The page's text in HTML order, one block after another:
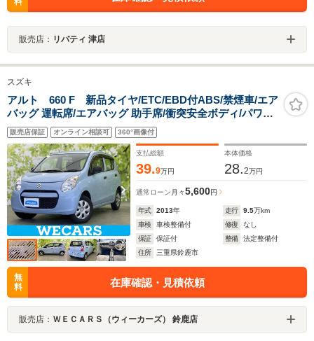
販売店： リバティ 津店
スズキ
アルト 660 F 新品タイヤ/ETC/EBD付ABS/禁煙車/エア
バッグ 運転席/エアバッグ 助手席/衝突安全ボディ/パワー
ウインドウ/キーレスエントリー/パワーステアリング/マニ
ュアルエアコン/ユーザー買取車
販売店保証 オンライン相談可 360°画像付
支払総額
39.9万円
本体価格
28.2万円
通常ローン 月々5,600円
年式 2013年 走行 9.5万km
車検
車検整備付 修復
なし
保証
保証付 整備
法定整備付
住所
三重県鈴鹿市
無
料
在庫確認・見積依頼
販売店： ＷＥＣＡＲＳ（ウィーカーズ） 鈴鹿店